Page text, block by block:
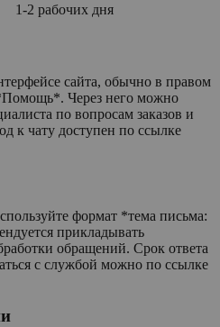
1-2 рабочих дня
сайта, обычно в правом
Через него можно
по вопросам заказов и
к чату доступен по ссылке
формат *тема письма:
прикладывать
обращений. Срок ответа
с службой можно по ссылке